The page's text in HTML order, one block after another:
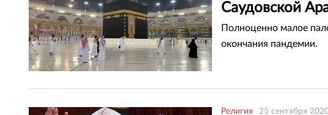
Саудовской
Полноценно малое
окончания пандемии.
Религия 25 сентября